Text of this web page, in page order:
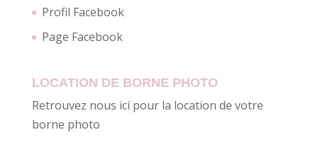
Profil Facebook
Page Facebook
LOCATION DE BORNE PHOTO
Retrouvez nous ici pour la location de votre
borne photo